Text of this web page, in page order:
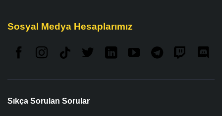
Sosyal Medya Hesaplarımız
Sıkça Sorulan Sorular